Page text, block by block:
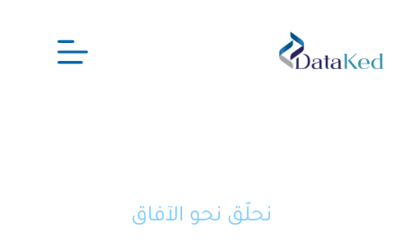
نحلّق نحو الآفاق